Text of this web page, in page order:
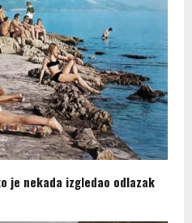
je nekada izgledao odlazak